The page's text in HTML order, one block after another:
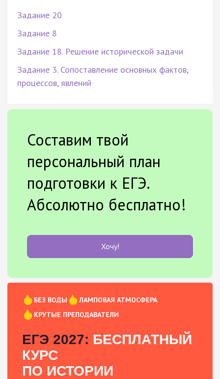
Задание 20
Задание 8
Задание 18. Решение исторической задачи
Задание 3. Сопоставление основных фактов,
процессов, явлений
Составим твой
персональный план
подготовки к ЕГЭ.
Абсолютно бесплатно!
Хочу!
БЕЗ ВОДЫ
ЛАМПОВАЯ АТМОСФЕРА
КРУТЫЕ ПРЕПОДАВАТЕЛИ
ЕГЭ 2027: БЕСПЛАТНЫЙ
КУРС
ПО ИСТОРИИ